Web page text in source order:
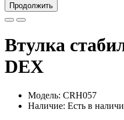
Продолжить
Втулка
DEX
Модель: CRH057
Наличие: Есть в